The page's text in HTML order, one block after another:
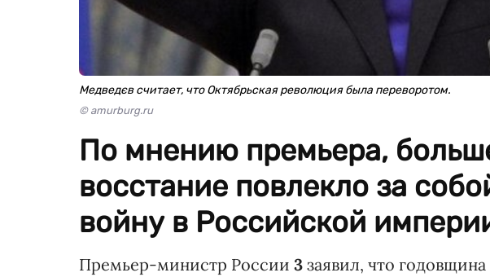
Медведєв считает, что Октябрьская революция была переворотом.
© amurburg.ru
По мнению премьера,
восстание повлекло за
войну в Российской
Премьер-министр России 3 заявил, что